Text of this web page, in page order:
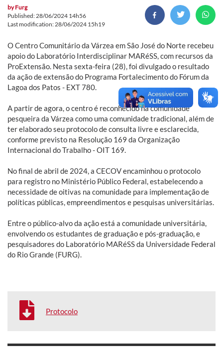
byFurg
Published: 28/06/2024 14h56
Last modification: 28/06/2024 15h19
O Centro Comunitário da Várzea em São José do Norte recebeu
apoio do Laboratório Interdisciplinar MARéSS, com recursos da
ProExtensão. Nesta sexta-feira (28), foi divulgado o resultado
da ação de extensão do Programa Fortalecimento do Fórum da
Lagoa dos Patos - EXT 780.
A partir de agora, o centro é reconhecido na comunidade
pesqueira da Várzea como uma comunidade tradicional, além de
ter elaborado seu protocolo de consulta livre e esclarecida,
conforme previsto na Resolução 169 da Organização
Internacional do Trabalho - OIT 169.
No final de abril de 2024, a CECOV encaminhou o protocolo
para registro no Ministério Público Federal, estabelecendo a
necessidade de oitivas na comunidade para implementação de
políticas públicas, empreendimentos e pesquisas universitárias.
Entre o público-alvo da ação está a comunidade universitária,
envolvendo os estudantes de graduação e pós-graduação, e
pesquisadores do Laboratório MARéSS da Universidade Federal
do Rio Grande (FURG).
Protocolo